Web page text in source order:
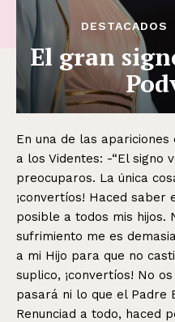
DESTACADOS
El gran
En una de las apariciones
a los Videntes: -“El signo
preocuparos. La única
¡convertíos! Haced saber
posible a todos mis hijos.
sufrimiento me es
a mi Hijo para que no
suplico, ¡convertíos! No
pasará ni lo que el Padre
Renunciad a todo, haced